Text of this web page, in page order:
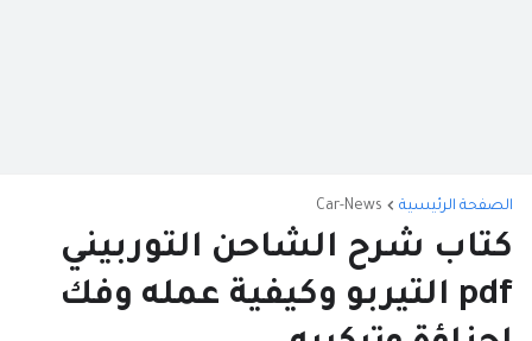
الصفحة الرئيسية Car-News
كتاب شرح الشاحن التوربيني
pdf التيربو وكيفية عمله وفك